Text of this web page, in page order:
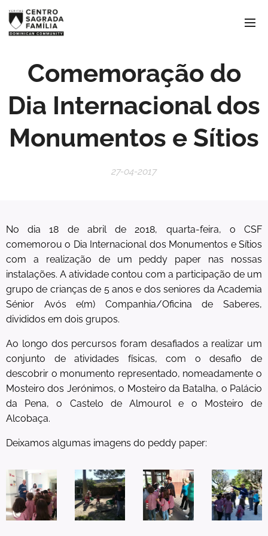
Comemoração do
Dia Internacional dos
Monumentos e Sítios
27-04-2017
No dia 18 de abril de 2018, quarta-feira, o CSF
comemorou o Dia Internacional dos Monumentos e Sítios
com a realização de um peddy paper nas nossas
instalações. A atividade contou com a participação de um
grupo de crianças de 5 anos e dos seniores da Academia
Sénior Avós e(m) Companhia/Oficina de Saberes,
divididos em dois grupos.
Ao longo dos percursos foram desafiados a realizar um
conjunto de atividades físicas, com o desafio de
descobrir o monumento representado, nomeadamente o
Mosteiro dos Jerónimos, o Mosteiro da Batalha, o Palácio
da Pena, o Castelo de Almourol e o Mosteiro de
Alcobaça.
Deixamos algumas imagens do peddy paper: